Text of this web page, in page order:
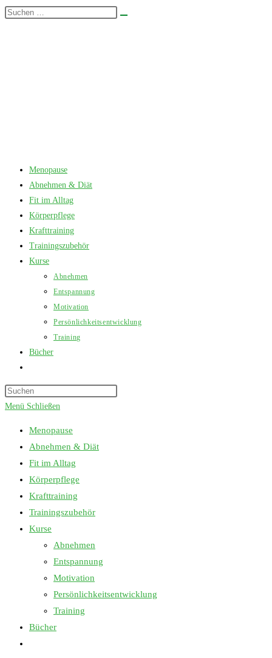
Zum
Diese
Menopause
Abnehmen & Diät
Fit im Alltag
Körperpflege
Krafttraining
Trainingszubehör
Kurse
Abnehmen
Entspannung
Motivation
Persönlichkeitsentwicklung
Training
Bücher
umschalten
Menü Schließen
Menopause
Abnehmen & Diät
Fit im Alltag
Körperpflege
Krafttraining
Trainingszubehör
Kurse
Abnehmen
Entspannung
Motivation
Persönlichkeitsentwicklung
Training
Bücher